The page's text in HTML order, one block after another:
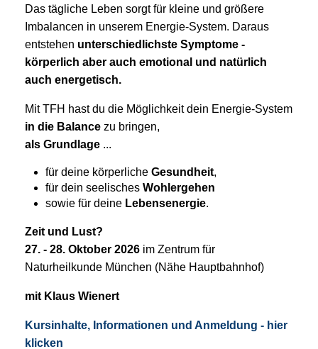
Das tägliche Leben sorgt für kleine und größere
Imbalancen in unserem Energie-System. Daraus
entstehen unterschiedlichste Symptome -
körperlich aber auch emotional und natürlich
auch energetisch.
Mit TFH hast du die Möglichkeit dein Energie-System
in die Balance zu bringen,
als Grundlage ...
für deine körperliche Gesundheit,
für dein seelisches Wohlergehen
sowie für deine Lebensenergie.
Zeit und Lust?
27. - 28. Oktober 2026 im Zentrum für
Naturheilkunde München (Nähe Hauptbahnhof)
mit Klaus Wienert
Kursinhalte, Informationen und Anmeldung - hier
klicken